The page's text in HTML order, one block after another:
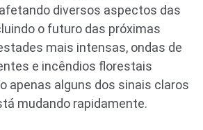
diversos aspectos das
o futuro das próximas
mais intensas, ondas de
e incêndios florestais
apenas alguns dos sinais claros
mudando rapidamente.